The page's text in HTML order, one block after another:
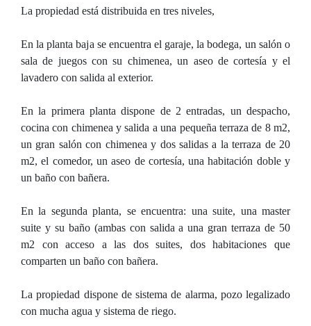
La propiedad está distribuida en tres niveles,
En la planta baja se encuentra el garaje, la bodega, un salón o
sala de juegos con su chimenea, un aseo de cortesía y el
lavadero con salida al exterior.
En la primera planta dispone de 2 entradas, un despacho,
cocina con chimenea y salida a una pequeña terraza de 8 m2,
un gran salón con chimenea y dos salidas a la terraza de 20
m2, el comedor, un aseo de cortesía, una habitación doble y
un baño con bañera.
En la segunda planta, se encuentra: una suite, una master
suite y su baño (ambas con salida a una gran terraza de 50
m2 con acceso a las dos suites, dos habitaciones que
comparten un baño con bañera.
La propiedad dispone de sistema de alarma, pozo legalizado
con mucha agua y sistema de riego.